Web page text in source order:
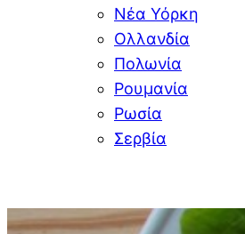
Νέα Υόρκη
Ολλανδία
Πολωνία
Ρουμανία
Ρωσία
Σερβία